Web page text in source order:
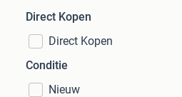
Direct Kopen
Direct Kopen
Conditie
Nieuw